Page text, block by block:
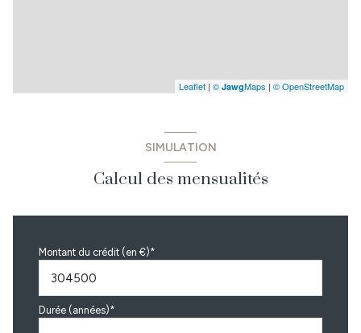
Leaflet | © JawgMaps | © OpenStreetMap
SIMULATION
Calcul des mensualités
Montant du crédit (en €)*
Durée (années)*